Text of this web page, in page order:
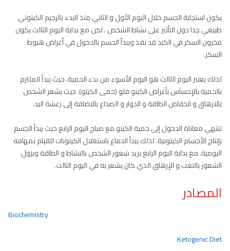
يكون استجابة الجسم خلال اليوم الأول و الثاني منذ البدء بالرجيم الكيتوني
طبيعي جدا دون التأثير على نشاط الشخص . لكن مع بداية اليوم الثالث يكون
مخزون السكر في الكبد قد نفذ ويبدأ الجسم بالدخول في أعراض هبوط
السكر.
لذلك يعتبر اليوم الثالث هو اليوم الأسوء من بدء الحمية. حيث يبدأ الملتزم
بالحمية بالإحساس بأعراض الكيتو فلو (حمى الكيتو). حيث يشعر الشخص
بالارهاق و انخفاض الطاقة و الدوار و الصداع بالاضافة إلى رعشة اليد.
تنتهي معاناة الدخول إلى حمية الكيتو مع صباح اليوم الرابع حيث يبدأ الجسم
بإنتاج الأجسام الكيتونية. لذلك يبدأ الدماغ باستغلال الكيتونات للقيام بمهامه
اليومية. مع بداية اليوم الرابع يزيد شعور الشخص بالنشاط و الطاقة ويزول
الشعور بالتعب و الإرهاق الذي كان يشعر به في اليوم الثالث.
المصادر
Biochemistry
Ketogenic Diet